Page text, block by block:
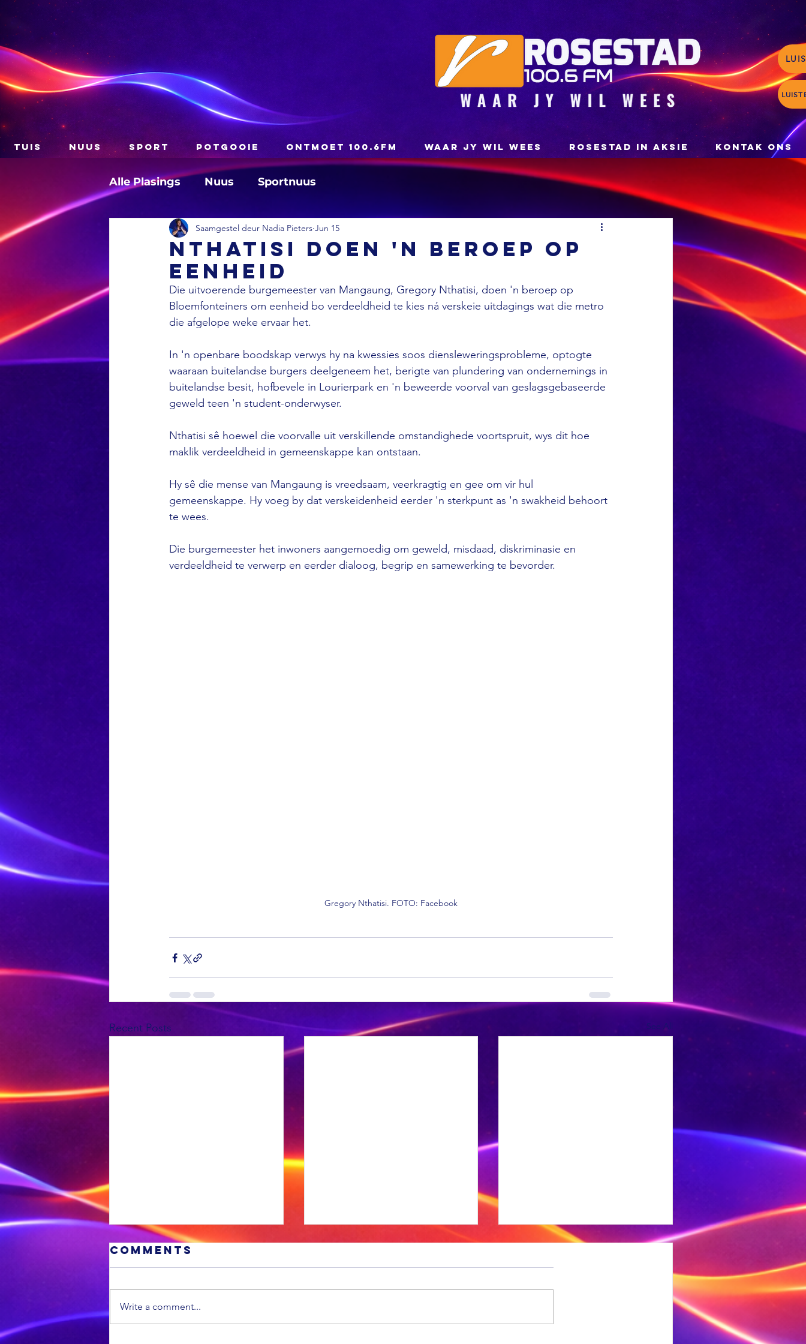
TUIS NUUS SPORT POTGOOIE ONTMOET 100.6FM WAAR JY WIL WEES ROSESTAD IN AKSIE KONTAK ONS
Alle Plasings Nuus Sportnuus
Nthatisi doen 'n beroep op
eenheid
Saamgestel deur Nadia Pieters Jun 15
Die uitvoerende burgemeester van Mangaung, Gregory Nthatisi, doen 'n beroep op
Bloemfonteiners om eenheid bo verdeeldheid te kies ná verskeie uitdagings wat die metro
die afgelope weke ervaar het.
In 'n openbare boodskap verwys hy na kwessies soos diensleweringsprobleme, optogte
waaraan buitelandse burgers deelgeneem het, berigte van plundering van ondernemings in
buitelandse besit, hofbevele in Lourierpark en 'n beweerde voorval van geslagsgebaseerde
geweld teen 'n student-onderwyser.
Nthatisi sê hoewel die voorvalle uit verskillende omstandighede voortspruit, wys dit hoe
maklik verdeeldheid in gemeenskappe kan ontstaan.
Hy sê die mense van Mangaung is vreedsaam, veerkragtig en gee om vir hul
gemeenskappe. Hy voeg by dat verskeidenheid eerder 'n sterkpunt as 'n swakheid behoort
te wees.
Die burgemeester het inwoners aangemoedig om geweld, misdaad, diskriminasie en
verdeeldheid te verwerp en eerder dialoog, begrip en samewerking te bevorder.
Gregory Nthatisi. FOTO: Facebook
Recent Posts See All
Comments
Write a comment...